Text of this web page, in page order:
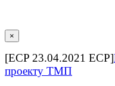
×
[ECP 23.04.2021 ECP]
проекту ТМП